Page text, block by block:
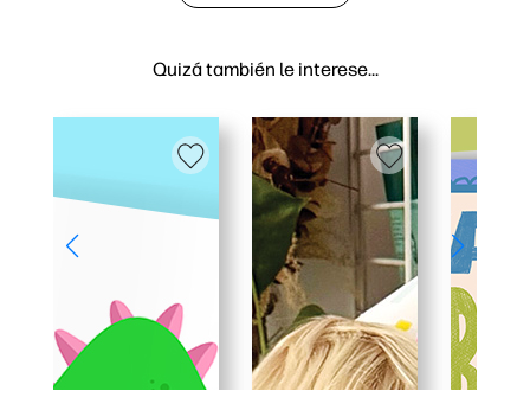
Quizá también le interese…